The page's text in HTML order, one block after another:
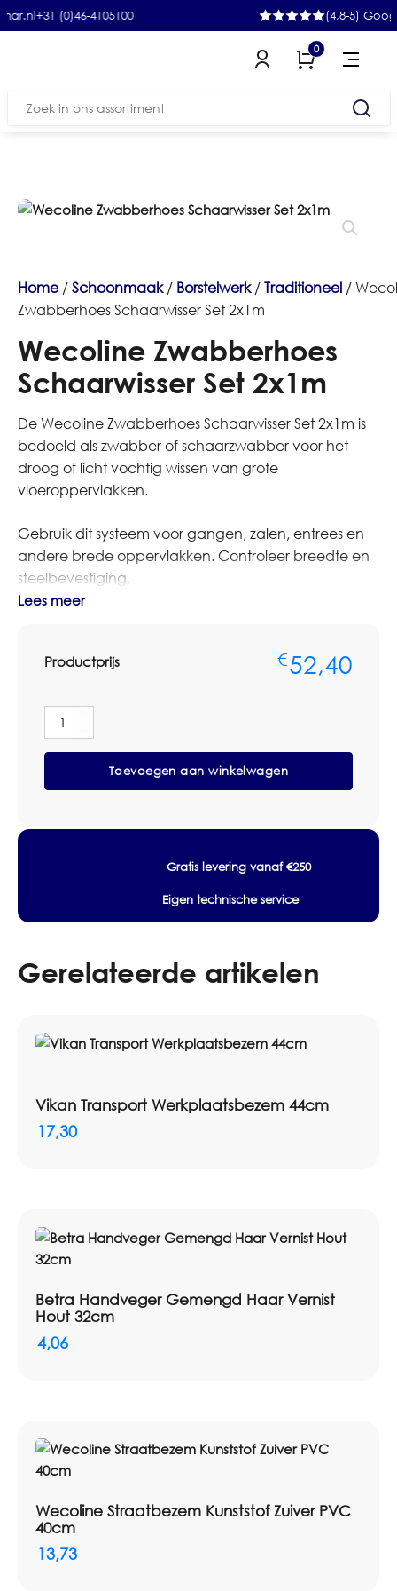
(0)46-4105100 (4,8-5) Google
0
Zoeken
Home/Schoonmaak/ Borstelwerk/Traditioneel /
Zwabberhoes Schaarwisser Set 2x1m
Wecoline Zwabberhoes
Schaarwisser Set 2x1m
De Wecoline Zwabberhoes Schaarwisser Set 2x1m is
bedoeld als zwabber of schaarzwabber voor het
droog of licht vochtig wissen van grote
vloeroppervlakken.
Gebruik dit systeem voor gangen, zalen, entrees en
andere brede oppervlakken. Controleer breedte en
steelbevestiging.
Omnimar voor persoonlijk advies of een
aantallen, voorraadbeheer en zakelijke
prijsafspraken.
Maat/inhoud: 2x1m, 1m
Lees meer
Productprijs €52,40
Wecoline
Zwabberhoes
Schaarwisser
2x1m
Toevoegen aan winkelwagen
Gratis levering vanaf €250
Eigen technische service
Gerelateerde artikelen
Vikan Transport Werkplaatsbezem 44cm
17,30
Betra Handveger Gemengd Haar Vernist
Hout 32cm
4,06
Wecoline Straatbezem Kunststof Zuiver PVC
40cm
13,73